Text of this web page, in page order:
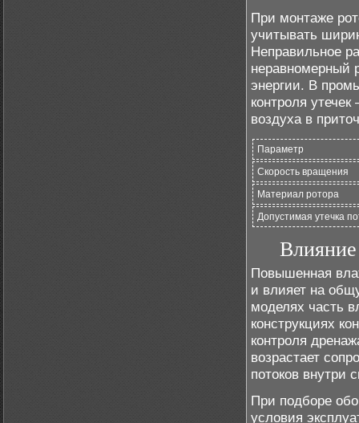
При монтаже
учитывать
Неправильное
неравномерный
энергии. В
контроля
воздуха в
Параметр
Скорость вращения
Материал ротора
Допустимая утечка
Повышенная
и влияет на
моделях часть
конструкциях
контроля
возрастает
потоков внутри
При подборе
условия